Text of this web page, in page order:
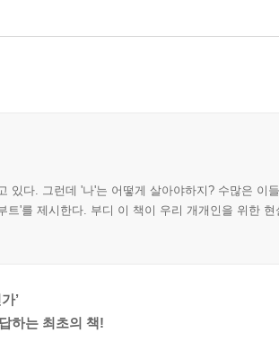
있다. 그런데 '나'는 어떻게 살아야하지? 수많은 이
트'를 제시한다. 부디 이 책이 우리 개개인을 위한
’
하는 최초의 책!